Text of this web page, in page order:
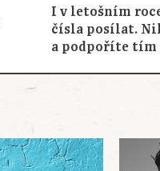
I v letošním
čísla posílat.
a podpoříte tím